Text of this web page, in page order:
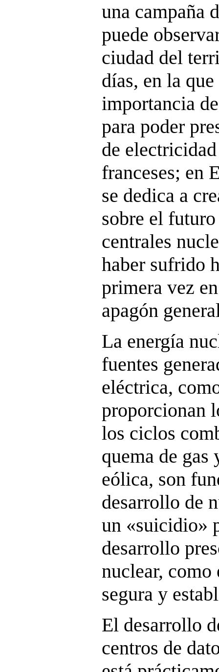
una campaña
puede
ciudad del
días, en la
importancia
para poder
de
franceses; en
se dedica a
sobre el
centrales
haber sufrido
primera vez
apagón
La energía
fuentes
eléctrica,
proporcionan
los ciclos
quema de
eólica, son
desarrollo de
un «suicidio»
desarrollo
nuclear,
segura y
El desarrollo
centros de